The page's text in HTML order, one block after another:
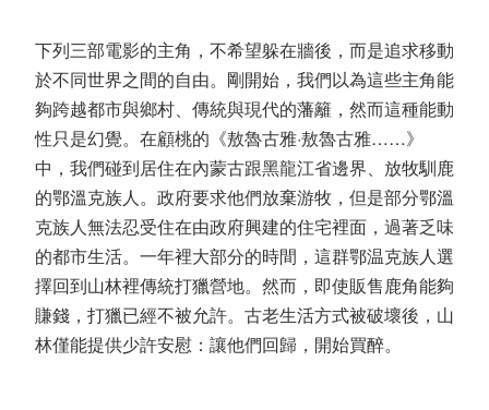
下列三部電影的主角，不希望躲在牆後，而是追求移動
於不同世界之間的自由。剛開始，我們以為這些主角能
夠跨越都市與鄉村、傳統與現代的藩籬，然而這種能動
性只是幻覺。在顧桃的《敖魯古雅·敖魯古雅……》
中，我們碰到居住在內蒙古跟黑龍江省邊界、放牧馴鹿
的鄂溫克族人。政府要求他們放棄游牧，但是部分鄂溫
克族人無法忍受住在由政府興建的住宅裡面，過著乏味
的都市生活。一年裡大部分的時間，這群鄂温克族人選
擇回到山林裡傳統打獵營地。然而，即使販售鹿角能夠
賺錢，打獵已經不被允許。古老生活方式被破壞後，山
林僅能提供少許安慰：讓他們回歸，開始買醉。